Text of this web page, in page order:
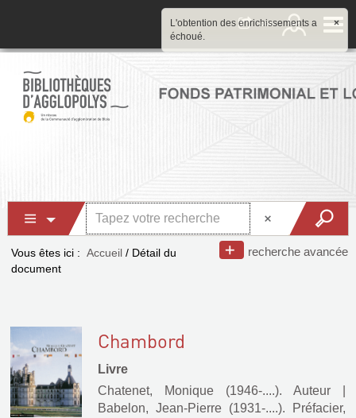
recherche avancée
Vous êtes ici : Accueil / Détail du
document
Chambord
Livre
Chatenet, Monique (1946-....). Auteur
Babelon, Jean-Pierre (1931-....). Préfacier,
×
L'obtention des enrichissements a
échoué.